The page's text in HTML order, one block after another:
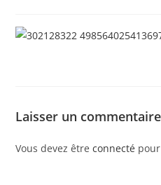
Laisser un commentaire
Vous devez êtreconnecté